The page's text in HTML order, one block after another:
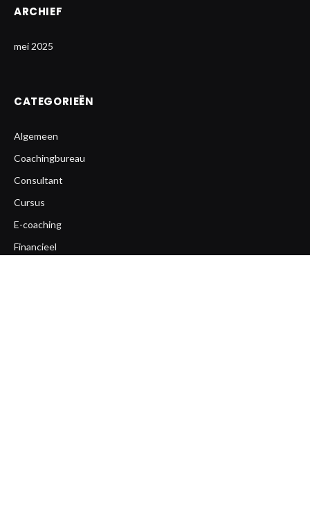
ARCHIEF
mei 2025
CATEGORIEËN
Algemeen
Coachingbureau
Consultant
Cursus
E-coaching
Financieel